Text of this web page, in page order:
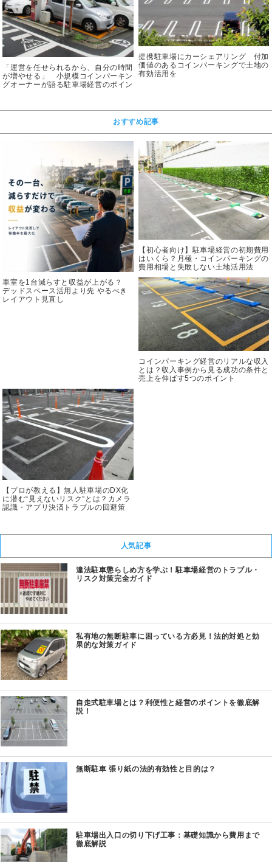
「運営を任せられるから、自分の時間
が増やせる」 小規模コインパーキン
グオーナーが語る駐車場経営のポイン
提携駐車場にカーシェアリング 付加
価値のあるコインパーキングで土地の
有効活用を
おすすめ記事
車室を1台減らすと収益が上がる？
デッドスペース活用より先 やるべき
レイアウト見直し
【初心者向け】駐車場経営の初期費用
はいくら？月極・コインパーキングの
費用相場と失敗しない土地活用法
コインパーキング経営のリアルな収入
とは？収入事例から見る成功の条件と
売上を伸ばす5つのポイント
【プロが教える】無人駐車場のDX化
に潜む“見えないリスク”とは？カメラ
認識・アプリ決済トラブルの回避策
人気記事
違法駐車懲らしめ方を学ぶ！駐車場経営のトラブル・
リスク対策完全ガイド
私有地の無断駐車に困っている方必見！法的対処と効
果的な対策ガイド
自走式駐車場とは？利便性と経営のポイントを徹底解
説！
無断駐車 張り紙の法的有効性と目的は？
駐車場出入口の切り下げ工事：基礎知識から費用まで
徹底解説